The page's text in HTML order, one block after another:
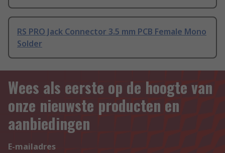
RS PRO Jack Connector 3.5 mm PCB Female Mono
Solder
Wees als eerste op de hoogte van
onze nieuwste producten en
aanbiedingen
E-mailadres